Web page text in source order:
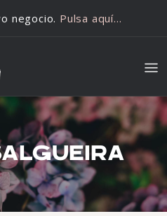
negocio. Pulsa aquí…